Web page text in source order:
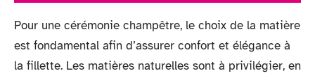
Pour une cérémonie champêtre, le choix de la matière
est fondamental afin d’assurer confort et élégance à
la fillette. Les matières naturelles sont à privilégier, en